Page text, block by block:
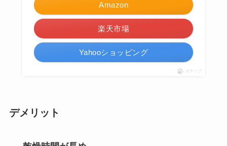
Amazon
楽天市場
Yahooショッピング
ポチップ
デメリット